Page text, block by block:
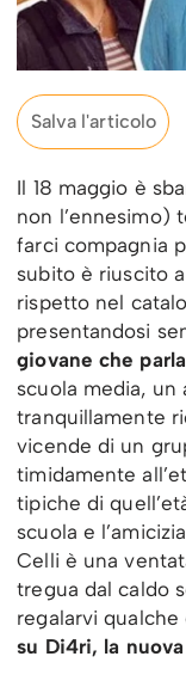
Salva l'articolo
Il 18 maggio è
non l’ennesimo)
farci compagnia
subito è riuscito
rispetto nel
presentandosi
giovane che
scuola media,
tranquillamente
vicende di un
timidamente
tipiche di
scuola e
Celli è una
tregua dal caldo
regalarvi
su Di4ri, la